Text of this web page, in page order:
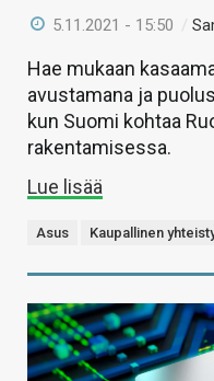
5.11.2021 - 15:50 /
Hae mukaan
avustamana ja
kun Suomi kohtaa
rakentamisessa.
Lue lisää
Asus Kaupallinen